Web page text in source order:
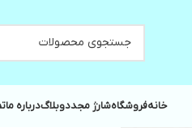
خانهفروشگاهشارژ مجددوبلاگدرباره ما